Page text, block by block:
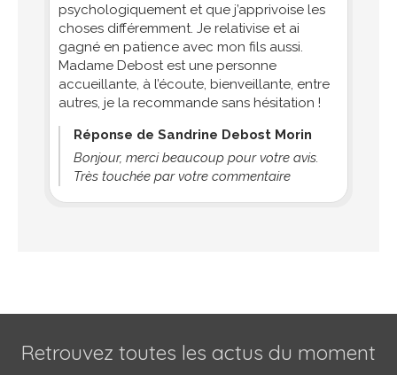
psychologiquement et que j’apprivoise les
choses différemment. Je relativise et ai
gagné en patience avec mon fils aussi.
Madame Debost est une personne
accueillante, à l’écoute, bienveillante, entre
autres, je la recommande sans hésitation !
Réponse de Sandrine Debost Morin
Bonjour, merci beaucoup pour votre avis.
Très touchée par votre commentaire
Retrouvez toutes les actus du moment